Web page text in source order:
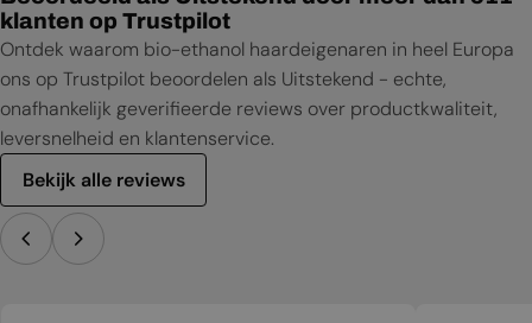
klanten op Trustpilot
Ontdek waarom bio-ethanol haardeigenaren in heel Europa
ons op Trustpilot beoordelen als Uitstekend - echte,
onafhankelijk geverifieerde reviews over productkwaliteit,
leversnelheid en klantenservice.
Bekijk alle reviews